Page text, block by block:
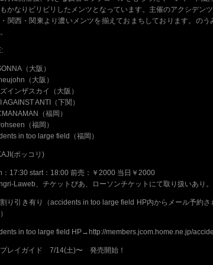
かなりビリビリしたメンツとなっています。主催のアクシデン
関西・関東より濃いメンツを揃えておまちしております。の
（大阪）
（大阪）
インザスカイ（大阪）
AGAINST ANTI（下関）
（福岡）
（福岡）
in too large field（福岡）
ポッコリ)
：17:30 start：18:00 前売：￥2000 当日￥2000
Laweb、チケットぴあ、ローソンチケットにて取り扱いあり。
り引き有り（accidents in too large field HP内からメール予約
in too large field HP→http://members.jcom.home.ne.jp/
プレイガイド 7/14(土)〜 発売開始！